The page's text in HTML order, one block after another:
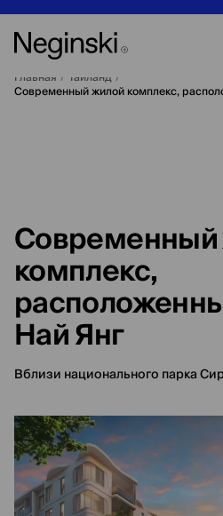
Главная / Таиланд/
Современный жилой комплекс,
комплекс,
Най Янг
Вблизи национального парка